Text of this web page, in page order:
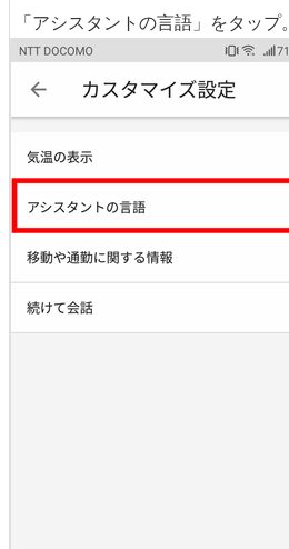
「アシスタントの言語」をタップ。